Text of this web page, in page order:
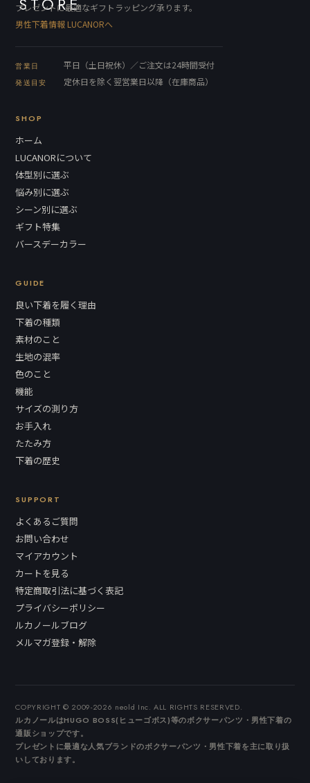
プレゼントに最適なギフトラッピング承ります。
男性下着情報 LUCANORへ
営業日 平日（土日祝休）／ご注文は24時間受付
発送目安 定休日を除く翌営業日以降（在庫商品）
SHOP
ホーム
LUCANORについて
体型別に選ぶ
悩み別に選ぶ
シーン別に選ぶ
ギフト特集
バースデーカラー
GUIDE
良い下着を履く理由
下着の種類
素材のこと
生地の混率
色のこと
機能
サイズの測り方
お手入れ
たたみ方
下着の歴史
SUPPORT
よくあるご質問
お問い合わせ
マイアカウント
カートを見る
特定商取引法に基づく表記
プライバシーポリシー
ルカノールブログ
メルマガ登録・解除
COPYRIGHT © 2009-2026 neold Inc. ALL RIGHTS RESERVED.
ルカノールはHUGO BOSS(ヒューゴボス)等のボクサーパンツ・男性下着の
通販ショップです。
プレゼントに最適な人気ブランドのボクサーパンツ・男性下着を主に取り扱
いしております。